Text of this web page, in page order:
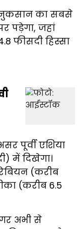
नुकसान का सबसे
पड़ेगा, जहां
फीसदी हिस्सा
पूर्वी एशिया
में दिखेगा।
(करीब
(करीब 6.5
अभी से